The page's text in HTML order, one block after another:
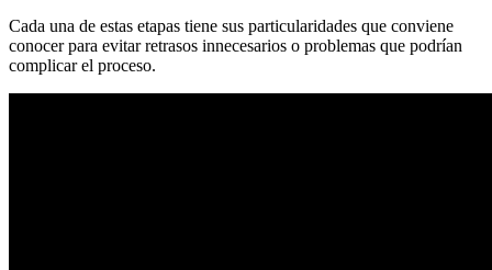
Cada una de estas etapas tiene sus particularidades que conviene
conocer para evitar retrasos innecesarios o problemas que podrían
complicar el proceso.